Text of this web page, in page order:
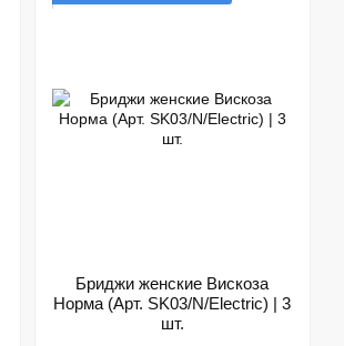
Бриджи женские Вискоза
Норма (Арт. SK03/N/Electric) | 3
шт.